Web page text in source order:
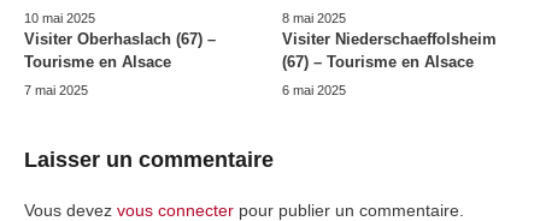
10 mai 2025 8 mai 2025
Visiter Oberhaslach (67) –
Tourisme en Alsace
7 mai 2025
Visiter Niederschaeffolsheim
(67) – Tourisme en Alsace
6 mai 2025
Laisser un commentaire
Vous devez vous connecter pour publier un commentaire.